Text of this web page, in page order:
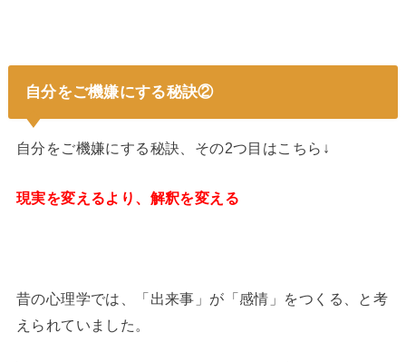
自分をご機嫌にする秘訣②
自分をご機嫌にする秘訣、その2つ目はこちら↓
現実を変えるより、解釈を変える
昔の心理学では、「出来事」が「感情」をつくる、と考
えられていました。